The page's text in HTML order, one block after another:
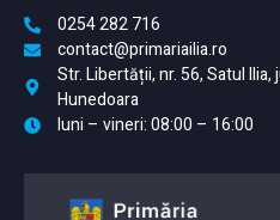
0254 282 716
contact@primariailia.ro
Str. Libertății, nr. 56, Satul Ilia,
Hunedoara
luni – vineri: 08:00 – 16:00